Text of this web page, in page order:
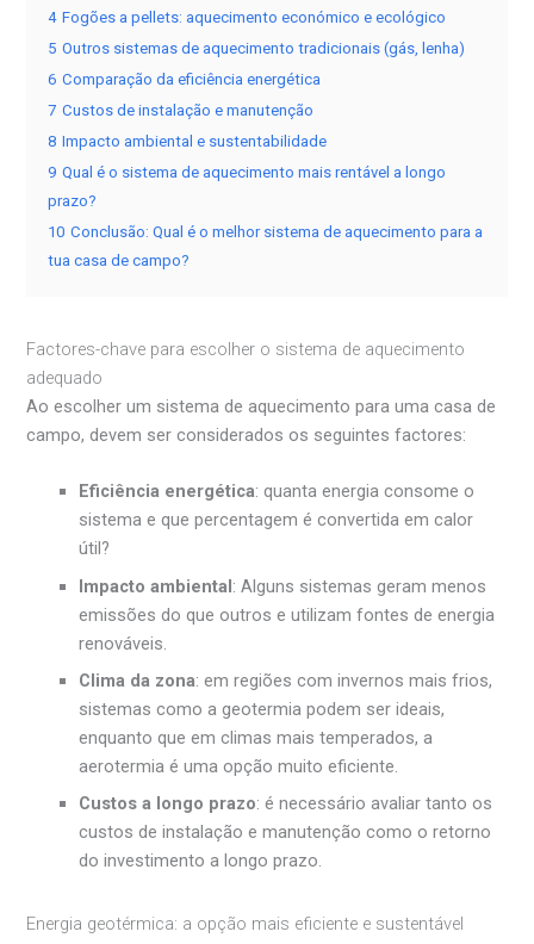
4 Fogões a pellets: aquecimento económico e ecológico
5 Outros sistemas de aquecimento tradicionais (gás, lenha)
6 Comparação da eficiência energética
7 Custos de instalação e manutenção
8 Impacto ambiental e sustentabilidade
9 Qual é o sistema de aquecimento mais rentável a longo
prazo?
10 Conclusão: Qual é o melhor sistema de aquecimento para a
tua casa de campo?
Factores-chave para escolher o sistema de aquecimento
adequado
Ao escolher um sistema de aquecimento para uma casa de
campo, devem ser considerados os seguintes factores:
Eficiência energética: quanta energia consome o
sistema e que percentagem é convertida em calor
útil?
Impacto ambiental: Alguns sistemas geram menos
emissões do que outros e utilizam fontes de energia
renováveis.
Clima da zona: em regiões com invernos mais frios,
sistemas como a geotermia podem ser ideais,
enquanto que em climas mais temperados, a
aerotermia é uma opção muito eficiente.
Custos a longo prazo: é necessário avaliar tanto os
custos de instalação e manutenção como o retorno
do investimento a longo prazo.
Energia geotérmica: a opção mais eficiente e sustentável